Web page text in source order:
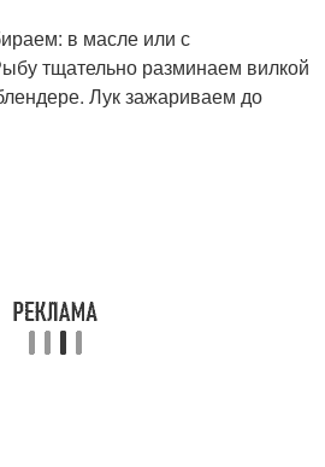
в масле или с
тщательно разминаем вилкой
Лук зажариваем до